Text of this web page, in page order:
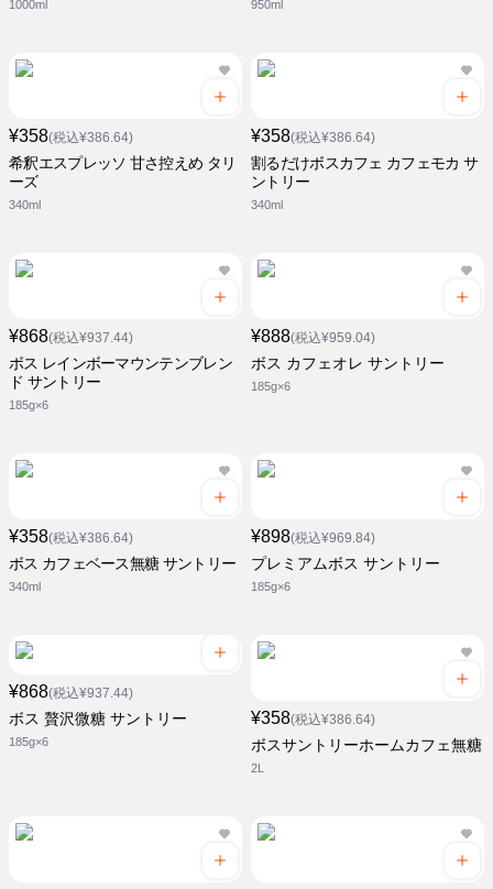
1000ml 950ml
¥358(税込¥386.64)
希釈エスプレッソ 甘さ控えめ タリ
ーズ
340ml
¥358(税込¥386.64)
割るだけボスカフェ カフェモカ サ
ントリー
340ml
¥868(税込¥937.44)
ボス レインボーマウンテンブレン
ド サントリー
185g×6
¥888(税込¥959.04)
ボス カフェオレ サントリー
185g×6
¥358(税込¥386.64)
ボス カフェベース無糖 サントリー
340ml
¥898(税込¥969.84)
プレミアムボス サントリー
185g×6
¥868(税込¥937.44)
ボス 贅沢微糖 サントリー
185g×6
¥358(税込¥386.64)
ボスサントリーホームカフェ無糖
2L